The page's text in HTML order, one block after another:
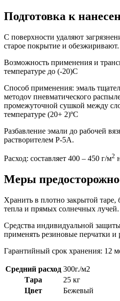
Подготовка к
С поверхности удаляют
старое покрытие и обезжиривают.
Возможность применения и
температуре до (-20)С
Способ применения: эмаль
методоv пневматического
промежуточной сушкой между
температуре (20+ 2)ºС
Разбавление эмали до рабочей
растворителем Р-5А.
Расход: составляет 400 – 450 г/м2
Меры
Хранить в плотно закрытой таре,
тепла и прямых солнечных лучей.
Средства индивидуальной
применять резиновые перчатки и
Гарантийный срок хранения: 12
Средний расход 300г./м2
Тара
25 кг
Цвет
Бежевый